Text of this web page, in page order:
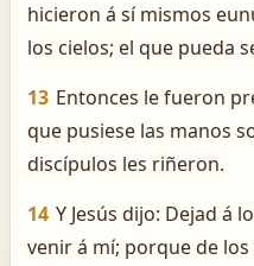
hicieron á sí mismos
los cielos; el que pueda
13 Entonces le fueron
que pusiese las manos
discípulos les riñeron.
14 Y Jesús dijo: Dejad á
venir á mí; porque de